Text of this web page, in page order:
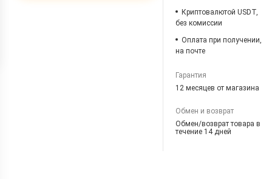
Криптовалютой USDT,
без комиссии
Оплата при получении,
на почте
Гарантия
12 месяцев от магазина
Обмен и возврат
Обмен/возврат товара в
течение 14 дней